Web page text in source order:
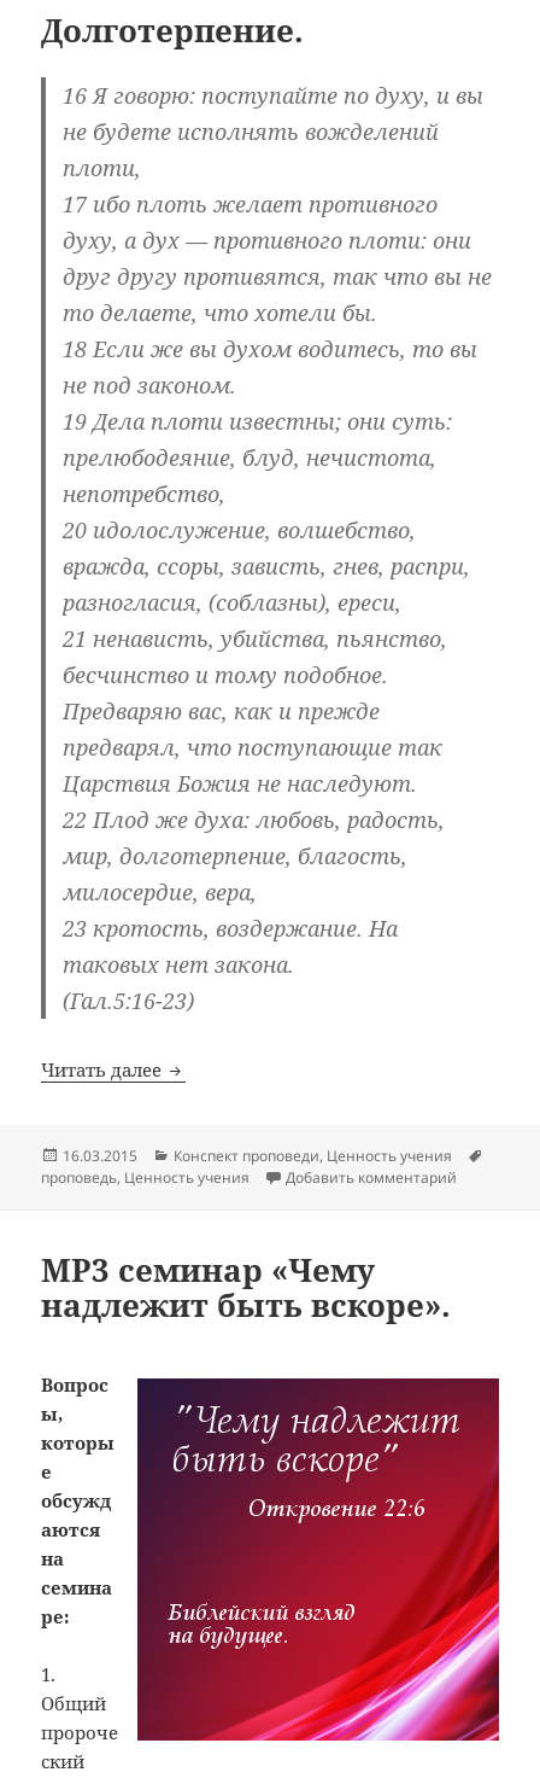
Долготерпение.
16 Я говорю: поступайте по духу, и вы
не будете исполнять вожделений
плоти,
17 ибо плоть желает противного
духу, а дух — противного плоти: они
друг другу противятся, так что вы не
то делаете, что хотели бы.
18 Если же вы духом водитесь, то вы
не под законом.
19 Дела плоти известны; они суть:
прелюбодеяние, блуд, нечистота,
непотребство,
20 идолослужение, волшебство,
вражда, ссоры, зависть, гнев, распри,
разногласия, (соблазны), ереси,
21 ненависть, убийства, пьянство,
бесчинство и тому подобное.
Предваряю вас, как и прежде
предварял, что поступающие так
Царствия Божия не наследуют.
22 Плод же духа: любовь, радость,
мир, долготерпение, благость,
милосердие, вера,
23 кротость, воздержание. На
таковых нет закона.
(Гал.5:16-23)
Читать далее Долготерпение. Цикл проповедей
Опубликовано
16.03.2015 Рубрики
Конспект проповеди, Ценность учения
проповедь, Ценность учения Добавить комментарий
MP3 семинар «Чему
надлежит быть вскоре».
Вопрос
ы,
которы
е
обсужд
аются
на
семина
ре:
1.
Общий
пророче
ский